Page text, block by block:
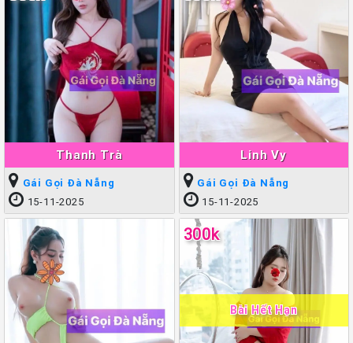
Thanh Trà
Gái Gọi Đà Nẵng
15-11-2025
Linh Vy
Gái Gọi Đà Nẵng
15-11-2025
300k
Bài Hết Hạn